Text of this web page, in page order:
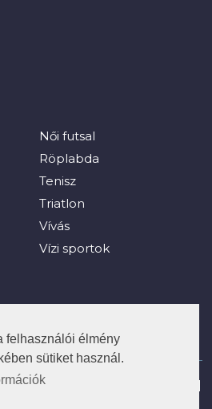
felhasználói élmény
sütiket használ.
Női futsal
Röplabda
Tenisz
Triatlon
Vívás
Vízi sportok
Egyetemi Sport Club |